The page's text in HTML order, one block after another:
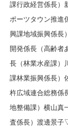
課行政経営係長）
ポーツタウン推進
興課地域振興係長
開発係長（高齢
長（林業水産課）
課林業振興係長）
杵広域連合総務係
地整備課）横山真
査係長）渡邊景子